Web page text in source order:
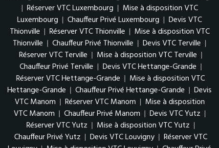
| Réserver VTC Luxembourg | Mise à disposition VTC
Luxembourg | Chauffeur Privé Luxembourg | Devis VTC
Thionville | Réserver VTC Thionville | Mise à disposition VTC
Thionville | Chauffeur Privé Thionville | Devis VTC Terville |
Réserver VTC Terville | Mise à disposition VTC Terville |
Chauffeur Privé Terville | Devis VTC Hettange-Grande |
Réserver VTC Hettange-Grande | Mise à disposition VTC
Hettange-Grande | Chauffeur Privé Hettange-Grande | Devis
VTC Manom | Réserver VTC Manom | Mise à disposition
VTC Manom | Chauffeur Privé Manom | Devis VTC Yutz |
Réserver VTC Yutz | Mise à disposition VTC Yutz |
Chauffeur Privé Yutz | Devis VTC Louvigny | Réserver VTC